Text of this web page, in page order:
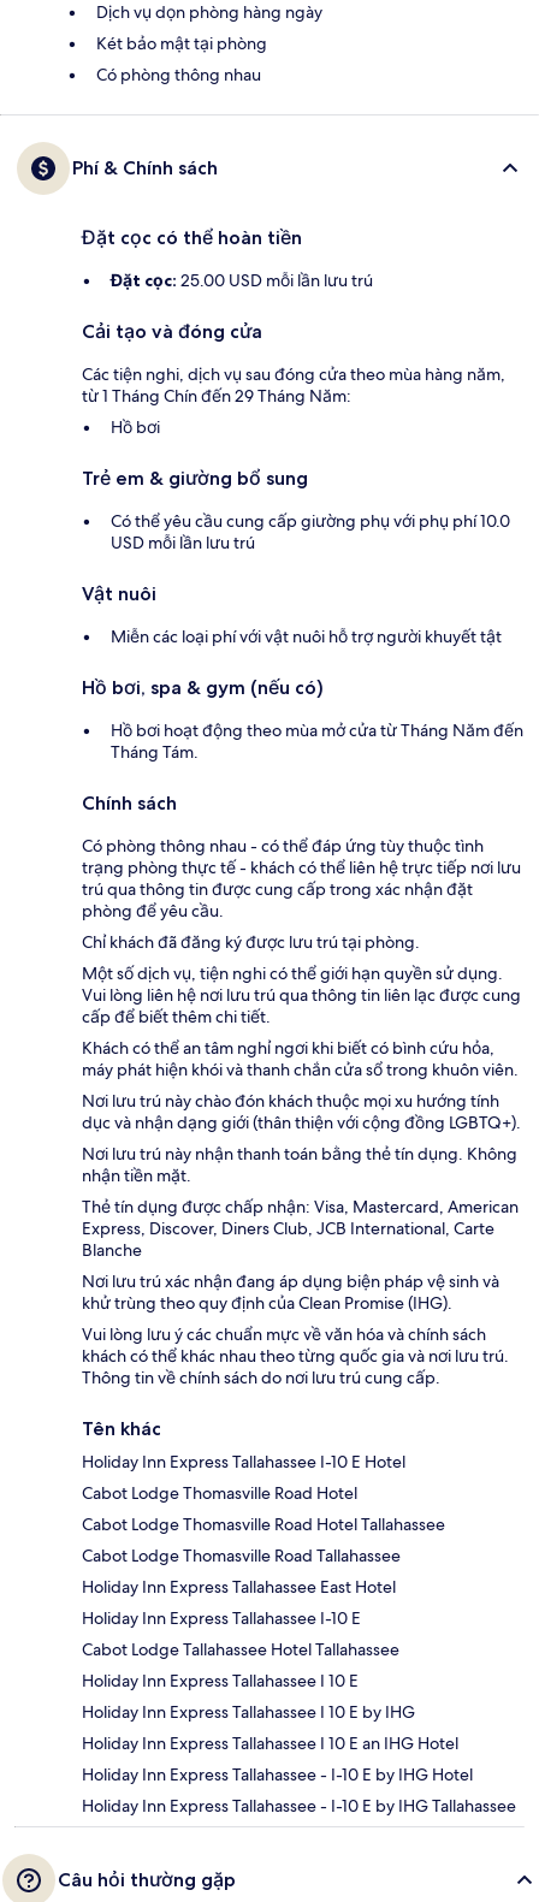
Dịch vụ dọn phòng hàng ngày
Két bảo mật tại phòng
Có phòng thông nhau
Phí & Chính sách
Đặt cọc có thể hoàn tiền
Đặt cọc: 25.00 USD mỗi lần lưu trú
Cải tạo và đóng cửa
Các tiện nghi, dịch vụ sau đóng cửa theo mùa hàng năm,
từ 1 Tháng Chín đến 29 Tháng Năm:
Hồ bơi
Trẻ em & giường bổ sung
Có thể yêu cầu cung cấp giường phụ với phụ phí 10.0
USD mỗi lần lưu trú
Vật nuôi
Miễn các loại phí với vật nuôi hỗ trợ người khuyết tật
Hồ bơi, spa & gym (nếu có)
Hồ bơi hoạt động theo mùa mở cửa từ Tháng Năm đến
Tháng Tám.
Chính sách
Có phòng thông nhau - có thể đáp ứng tùy thuộc tình
trạng phòng thực tế - khách có thể liên hệ trực tiếp nơi lưu
trú qua thông tin được cung cấp trong xác nhận đặt
phòng để yêu cầu.
Chỉ khách đã đăng ký được lưu trú tại phòng.
Một số dịch vụ, tiện nghi có thể giới hạn quyền sử dụng.
Vui lòng liên hệ nơi lưu trú qua thông tin liên lạc được cung
cấp để biết thêm chi tiết.
Khách có thể an tâm nghỉ ngơi khi biết có bình cứu hỏa,
máy phát hiện khói và thanh chắn cửa sổ trong khuôn viên.
Nơi lưu trú này chào đón khách thuộc mọi xu hướng tính
dục và nhận dạng giới (thân thiện với cộng đồng LGBTQ+).
Nơi lưu trú này nhận thanh toán bằng thẻ tín dụng. Không
nhận tiền mặt.
Thẻ tín dụng được chấp nhận: Visa, Mastercard, American
Express, Discover, Diners Club, JCB International, Carte
Blanche
Nơi lưu trú xác nhận đang áp dụng biện pháp vệ sinh và
khử trùng theo quy định của Clean Promise (IHG).
Vui lòng lưu ý các chuẩn mực về văn hóa và chính sách
khách có thể khác nhau theo từng quốc gia và nơi lưu trú.
Thông tin về chính sách do nơi lưu trú cung cấp.
Tên khác
Holiday Inn Express Tallahassee I-10 E Hotel
Cabot Lodge Thomasville Road Hotel
Cabot Lodge Thomasville Road Hotel Tallahassee
Cabot Lodge Thomasville Road Tallahassee
Holiday Inn Express Tallahassee East Hotel
Holiday Inn Express Tallahassee I-10 E
Cabot Lodge Tallahassee Hotel Tallahassee
Holiday Inn Express Tallahassee I 10 E
Holiday Inn Express Tallahassee I 10 E by IHG
Holiday Inn Express Tallahassee I 10 E an IHG Hotel
Holiday Inn Express Tallahassee - I-10 E by IHG Hotel
Holiday Inn Express Tallahassee - I-10 E by IHG Tallahassee
Câu hỏi thường gặp